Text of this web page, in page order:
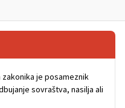
zakonika je posameznik
sovraštva, nasilja ali